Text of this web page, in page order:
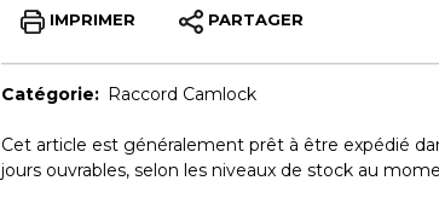
IMPRIMER PARTAGER
Catégorie: Raccord Camlock
Cet article est généralement prêt à être expédié
jours ouvrables, selon les niveaux de stock au